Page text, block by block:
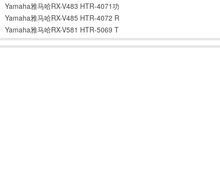
Yamaha雅马哈RX-V483 HTR-4071功
Yamaha雅马哈RX-V485 HTR-4072 R
Yamaha雅马哈RX-V581 HTR-5069 T